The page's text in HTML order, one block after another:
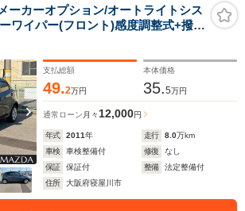
カーオプション/オートライトシス
ワイパー(フロント)感度調整式+撥水
ラス/ドアミラー)+ダークティンテッ
アゲート)
支払総額
49.2万円
本体価格
35.5万円
通常ローン 月々12,000円
年式 2011年 走行 8.0万km
車検
車検整備付 修復
なし
保証
保証付 整備
法定整備付
住所
大阪府寝屋川市